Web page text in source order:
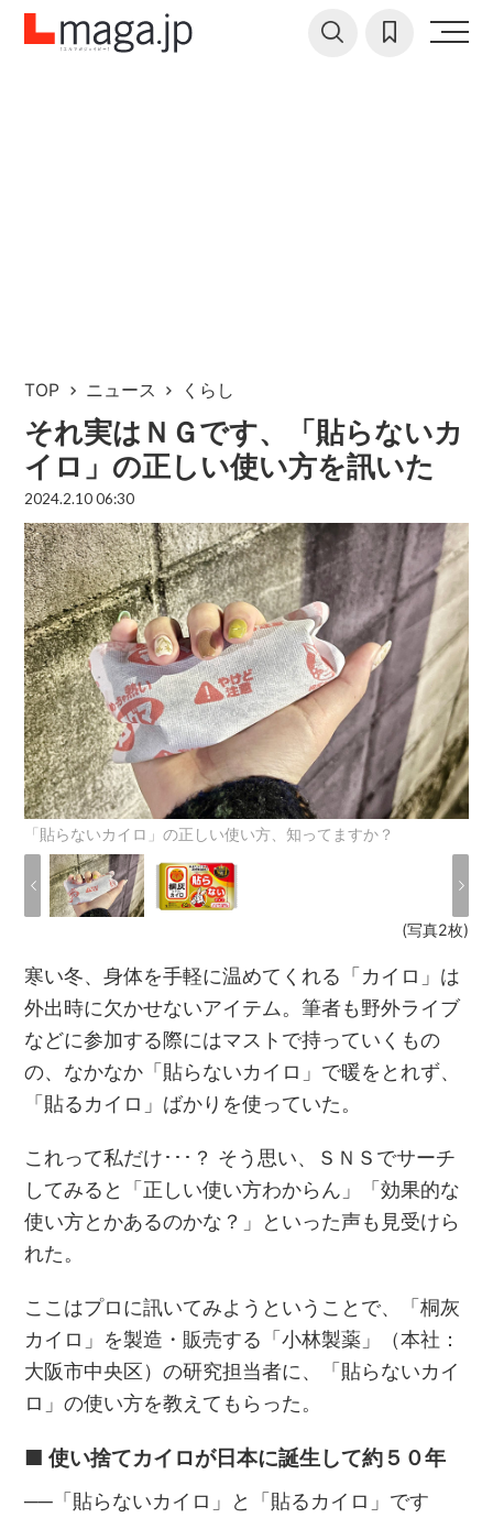
TOP ニュース くらし
それ実はＮＧです、「貼らないカ
イロ」の正しい使い方を訊いた
2024.2.10 06:30
「貼らないカイロ」の正しい使い方、知ってますか？
(写真2枚)
寒い冬、身体を手軽に温めてくれる「カイロ」は
外出時に欠かせないアイテム。筆者も野外ライブ
などに参加する際にはマストで持っていくもの
の、なかなか「貼らないカイロ」で暖をとれず、
「貼るカイロ」ばかりを使っていた。
これって私だけ･･･？ そう思い、ＳＮＳでサーチ
してみると「正しい使い方わからん」「効果的な
使い方とかあるのかな？」といった声も見受けら
れた。
ここはプロに訊いてみようということで、「桐灰
カイロ」を製造・販売する「小林製薬」（本社：
大阪市中央区）の研究担当者に、「貼らないカイ
ロ」の使い方を教えてもらった。
■ 使い捨てカイロが日本に誕生して約５０年
──「貼らないカイロ」と「貼るカイロ」です